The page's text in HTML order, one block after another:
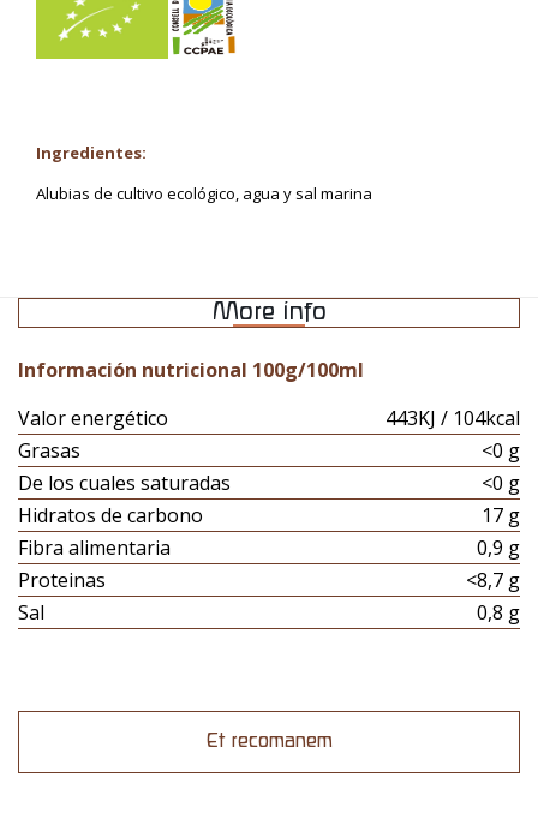
Ingredientes:
Alubias de cultivo ecológico, agua y sal marina
More info
Información nutricional 100g/100ml
Valor energético
443KJ / 104kcal
Grasas
<0 g
De los cuales saturadas
<0 g
Hidratos de carbono
17 g
Fibra alimentaria
0,9 g
Proteinas
<8,7 g
Sal
0,8 g
Et recomanem